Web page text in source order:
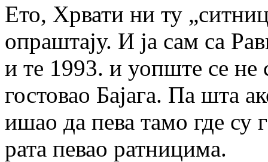
Ето, Хрвати ни ту
опраштају. И ја сам са
и те 1993. и уопште се не
гостовао Бајага. Па шта
ишао да пева тамо где су
рата певао ратницима.